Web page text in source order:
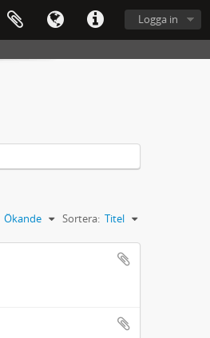
Logga in
Sortera: Titel
Ökande